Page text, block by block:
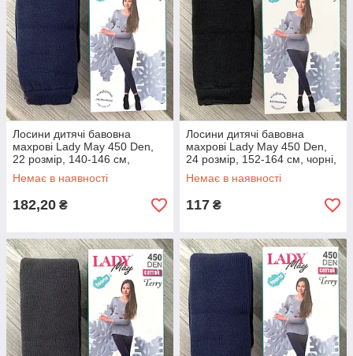
Лосини дитячі бавовна
махрові Lady May 450 Den,
22 розмір, 140-146 см,
темно-сині, 07588
Немає в наявності
182,20 ₴
Лосини дитячі бавовна
махрові Lady May 450 Den,
24 розмір, 152-164 см, чорні,
07589
Немає в наявності
117 ₴